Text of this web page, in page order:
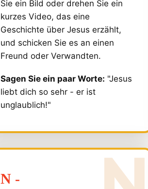
Sie ein Bild oder drehen Sie ein
kurzes Video, das eine
Geschichte über Jesus erzählt,
und schicken Sie es an einen
Freund oder Verwandten.
Sagen Sie ein paar Worte: "Jesus
liebt dich so sehr - er ist
unglaublich!"
N -